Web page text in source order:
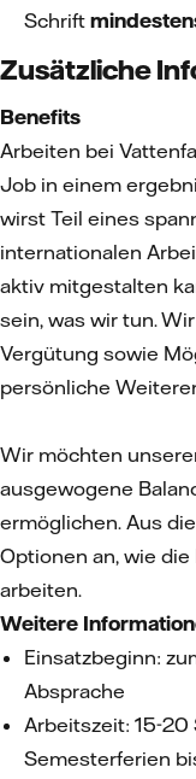
Schrift
Zusätzliche
Benefits
Arbeiten bei
Job in einem
wirst Teil eines
internationalen
aktiv mitgestalten
sein, was wir tun.
Vergütung sowie
persönliche
Wir möchten
ausgewogene
ermöglichen. Aus
Optionen an, wie
arbeiten.
Weitere
Einsatzbeginn:
Absprache
Arbeitszeit: 15-20
Semesterferien